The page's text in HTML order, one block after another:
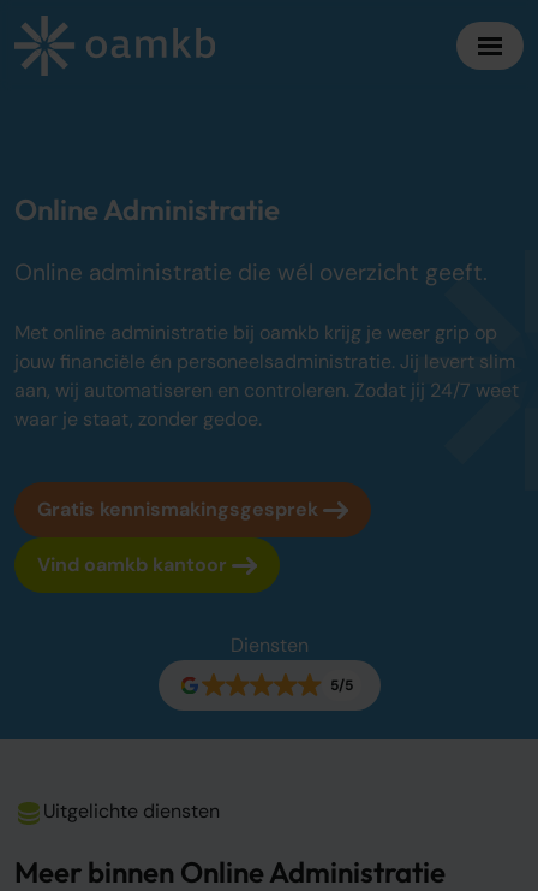
Online Administratie
Online administratie die wél overzicht geeft.
Met online administratie bij oamkb krijg je weer grip op
jouw financiële én personeelsadministratie. Jij levert slim
aan, wij automatiseren en controleren. Zodat jij 24/7 weet
waar je staat, zonder gedoe.
Gratis kennismakingsgesprek
Vind oamkb kantoor
Diensten
5/5
Uitgelichte diensten
Meer binnen Online Administratie
Online Administratie
Accountancy
Zekerheid bij jaarrekening en cijfers
Strategisch advies voor groei
Over oamkb
Over ons
Adviescentrum
Werken bij
Contact